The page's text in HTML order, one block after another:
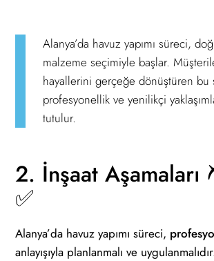
Alanya’da havuz yapımı süreci,
malzeme seçimiyle başlar.
hayallerini gerçeğe dönüştüren bu
profesyonellik ve yenilikçi
tutulur.
2. İnşaat
✅
Alanya’da havuz yapımı süreci,
anlayışıyla planlanmalı ve